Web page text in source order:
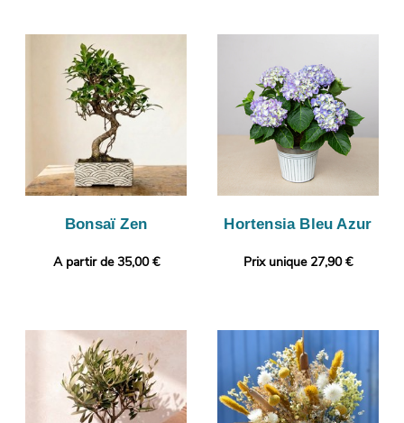
Bonsaï Zen
A partir de 35,00 €
Hortensia Bleu Azur
Prix unique 27,90 €